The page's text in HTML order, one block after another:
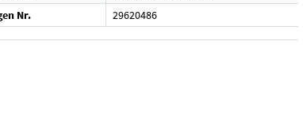
Nr.
29620486